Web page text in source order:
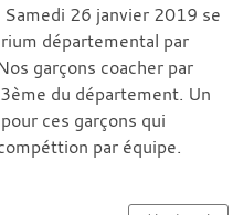
26 janvier 2019 se
départemental par
garçons coacher par
du département. Un
ces garçons qui
par équipe.